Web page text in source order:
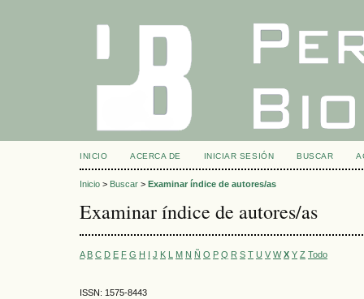
INICIO ACERCA DE INICIAR SESIÓN BUSCAR
Inicio > Buscar > Examinar índice de autores/as
Examinar índice de autores/as
A B C D E F G H I J K L M N Ñ O P Q R S T U V W X Y Z Todo
ISSN: 1575-8443